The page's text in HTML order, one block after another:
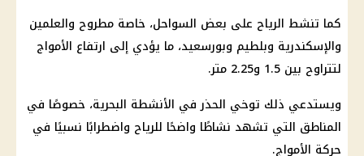
كما تنشط الرياح على بعض السواحل، خاصة مطروح والعلمين
والإسكندرية وبلطيم وبورسعيد، ما يؤدي إلى ارتفاع الأمواج
لتتراوح بين 1.5 و2.25 متر.
ويستدعي ذلك توخي الحذر في الأنشطة البحرية، خصوصًا في
المناطق التي تشهد نشاطًا واضحًا للرياح واضطرابًا نسبيًا في
حركة الأمواج.